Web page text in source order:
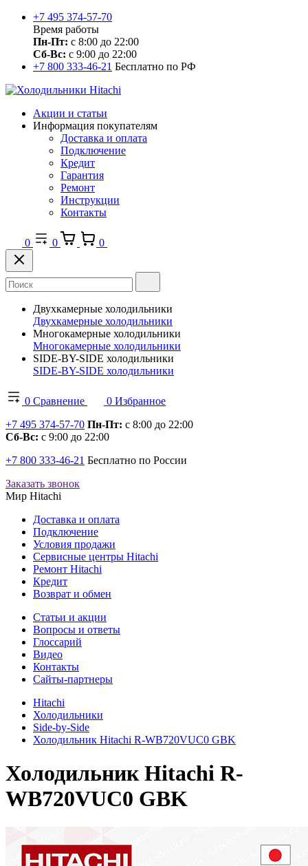
+7 495 374-57-70
Время работы
Пн-Пт: с 8:00 до 22:00
Сб-Вс: с 9:00 до 22:00
+7 800 333-46-21 Бесплатно по РФ
Акции и статьи
Информация покупателям
Доставка и оплата
Подключение
Кредит
Гарантия
Ремонт
Инструкции
Контакты
0 0 0
Двухкамерные холодильники
Двухкамерные холодильники
Многокамерные холодильники
Многокамерные холодильники
SIDE-BY-SIDE холодильники
SIDE-BY-SIDE холодильники
0 Сравнение 0 Избранное
+7 495 374-57-70 Пн-Пт: с 8:00 до 22:00
Сб-Вс: с 9:00 до 22:00
+7 800 333-46-21 Бесплатно по России
Заказать звонок
Мир Hitachi
Доставка и оплата
Подключение
Условия продажи
Сервисные центры Hitachi
Ремонт Hitachi
Кредит
Возврат и обмен
Cтатьи и акции
Вопросы и ответы
Глоссарий
Видео
Контакты
Сайты-партнеры
Hitachi
Холодильники
Side-by-Side
Холодильник Hitachi R-WB720VUC0 GBK
ХолодильникHitachi R-
WB720VUC0 GBK